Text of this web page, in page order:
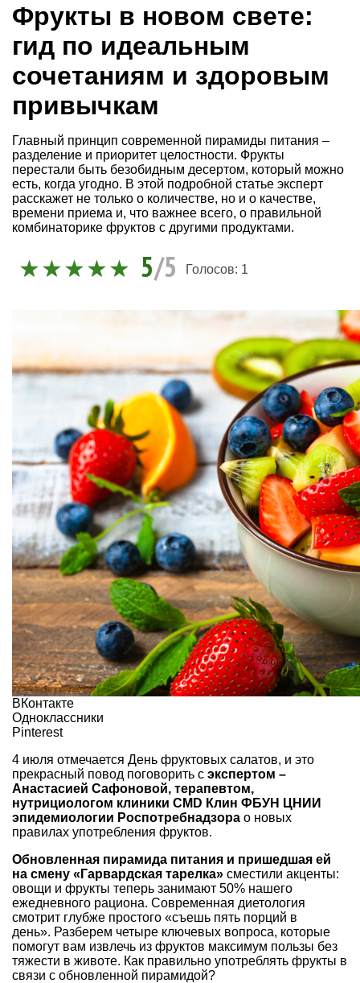
Фрукты в новом свете:
гид по идеальным
сочетаниям и здоровым
привычкам
Главный принцип современной пирамиды питания –
разделение и приоритет целостности. Фрукты
перестали быть безобидным десертом, который можно
есть, когда угодно. В этой подробной статье эксперт
расскажет не только о количестве, но и о качестве,
времени приема и, что важнее всего, о правильной
комбинаторике фруктов с другими продуктами.
5/5 Голосов: 1
ВКонтакте
Одноклассники
Pinterest
4 июля отмечается День фруктовых салатов, и это
прекрасный повод поговорить с экспертом –
Анастасией Сафоновой, терапевтом,
нутрициологом клиники CMD Клин ФБУН ЦНИИ
эпидемиологии Роспотребнадзора о новых
правилах употребления фруктов.
Обновленная пирамида питания и пришедшая ей
на смену «Гарвардская тарелка» сместили акценты:
овощи и фрукты теперь занимают 50% нашего
ежедневного рациона. Современная диетология
смотрит глубже простого «съешь пять порций в
день». Разберем четыре ключевых вопроса, которые
помогут вам извлечь из фруктов максимум пользы без
тяжести в животе. Как правильно употреблять фрукты в
связи с обновленной пирамидой?